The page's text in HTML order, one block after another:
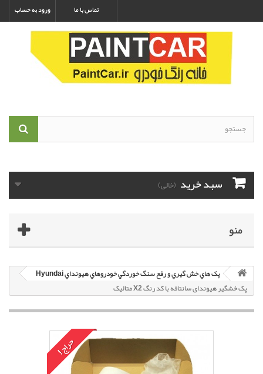
ورود به حساب تماس با ما
سبد خرید (خالی)
منو
پک هاي خش گيري و رفع سنگ خوردگي خودروهاي هيونداي Hyundai
پک خشگير هیوندای سانتافه با کد رنگ X2 متاليک
حراج!